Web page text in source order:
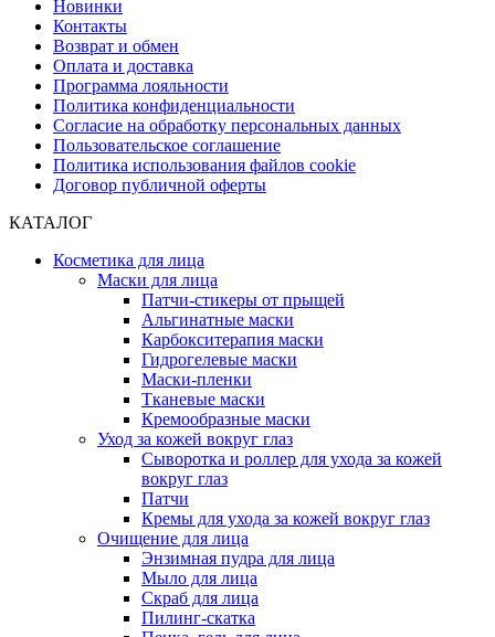
Новинки
Контакты
Возврат и обмен
Оплата и доставка
Программа лояльности
Политика конфиденциальности
Согласие на обработку персональных данных
Пользовательское соглашение
Политика использования файлов cookie
Договор публичной оферты
КАТАЛОГ
Косметика для лица
Маски для лица
Патчи-стикеры от прыщей
Альгинатные маски
Карбокситерапия маски
Гидрогелевые маски
Маски-пленки
Тканевые маски
Кремообразные маски
Уход за кожей вокруг глаз
Сыворотка и роллер для ухода за кожей
вокруг глаз
Патчи
Кремы для ухода за кожей вокруг глаз
Очищение для лица
Энзимная пудра для лица
Мыло для лица
Скраб для лица
Пилинг-скатка